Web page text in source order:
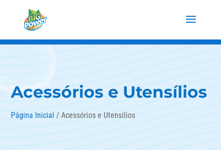
Acessórios e Utensílios
Página Inicial / Acessórios e Utensílios